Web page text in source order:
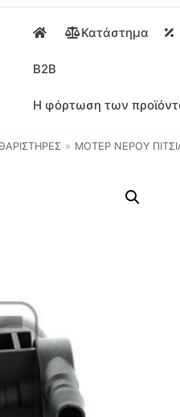
Κατάστημα
B2B
Η φόρτωση των
» ΜΟΤΕΡ ΝΕΡΟΥ